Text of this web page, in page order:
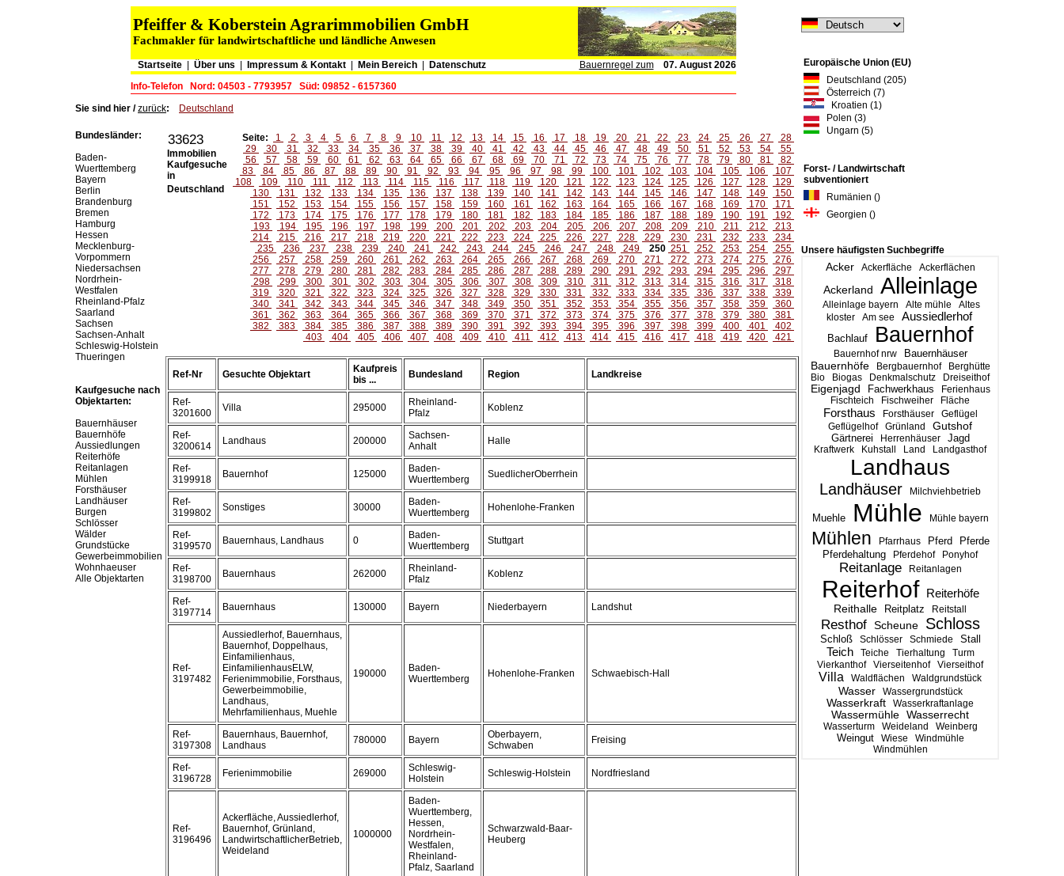
Pfeiffer & Koberstein Agrarimmobilien GmbH
Fachmakler für landwirtschaftliche und ländliche Anwesen
Startseite| Über uns Impressum & Kontakt| Mein Bereich Datenschutz Bauernregel zum
07. August 2026
Info-Telefon
Nord: 04503 - 7793957 Süd: 09852 - 6157360
Europäische Union (EU)
Deutschland (205)
Österreich (7)
Kroatien (1)
Polen (3)
Ungarn (5)
Forst- / Landwirtschaft
subventioniert
Rumänien ()
Georgien ()
Unsere häufigsten Suchbegriffe
Acker Ackerfläche Ackerflächen
Ackerland Alleinlage
Alleinlage bayern Alte mühle
Altes
kloster
Am see Aussiedlerhof
Bachlauf Bauernhof
Bauernhof nrw Bauernhäuser
Bauernhöfe Bergbauernhof
Berghütte
Bio
Biogas Denkmalschutz Dreiseithof
Eigenjagd Fachwerkhaus
Ferienhaus
Fischteich
Fischweiher Fläche
Forsthaus Forsthäuser
Geflügel
Geflügelhof
Grünland
Gutshof
Gärtnerei
Herrenhäuser Jagd
Kraftwerk Kuhstall Land Landgasthof
Landhaus
Landhäuser Milchviehbetrieb
Muehle Mühle Mühle bayern
Mühlen Pfarrhaus Pferd Pferde
Pferdehaltung Pferdehof Ponyhof
Reitanlage Reitanlagen
Reiterhof Reiterhöfe
Reithalle Reitplatz Reitstall
Resthof Scheune Schloss
Schloß Schlösser Schmiede Stall
Teich Teiche Tierhaltung
Turm
Vierkanthof
Vierseitenhof Vierseithof
Villa Waldflächen Waldgrundstück
Wasser Wassergrundstück
Wasserkraft Wasserkraftanlage
Wassermühle Wasserrecht
Wasserturm Weideland Weinberg
Weingut Wiese
Windmühle
Windmühlen
Sie sind hier /zurück: Deutschland
Bundesländer:
Baden-
Wuerttemberg
Bayern
Berlin
Brandenburg
Bremen
Hamburg
Hessen
Mecklenburg-
Vorpommern
Niedersachsen
Nordrhein-
Westfalen
Rheinland-Pfalz
Saarland
Sachsen
Sachsen-Anhalt
Schleswig-Holstein
Thueringen
Kaufgesuche nach
Objektarten:
Bauernhäuser
Bauernhöfe
Aussiedlungen
Reiterhöfe
Reitanlagen
Mühlen
Forsthäuser
Landhäuser
Burgen
Schlösser
Wälder
Grundstücke
Gewerbeimmobilien
Wohnhaeuser
Alle Objektarten
33623
Immobilien
Kaufgesuche
in
Deutschland
Seite: 1 2 3 4 5 6 7 8 9 10 11 12 13 14 15 16 17 18 19 20 21 22 23 24 25 26 27
28
29
30 31 32 33 34 35 36 37 38 39 40 41 42 43 44 45 46 47 48 49 50 51 52 53 54
55
56
57 58 59 60 61 62 63 64 65 66 67 68 69 70 71 72 73 74 75 76 77 78 79 80 81
82
83
84 85 86 87 88 89 90 91 92 93 94 95 96 97 98 99 100 101 102 103 104 105 106
107
108
109 110 111 112 113 114 115 116 117 118 119 120 121 122 123 124 125 126 127 128
129
130
131 132 133 134 135 136 137 138 139 140 141 142 143 144 145 146 147 148 149
150
151
152 153 154 155 156 157 158 159 160 161 162 163 164 165 166 167 168 169 170
171
172
173 174 175 176 177 178 179 180 181 182 183 184 185 186 187 188 189 190 191
192
193
194 195 196 197 198 199 200 201 202 203 204 205 206 207 208 209 210 211 212
213
214
215 216 217 218 219 220 221 222 223 224 225 226 227 228 229 230 231 232 233
234
235
236 237 238 239 240 241 242 243 244 245 246 247 248 249 250 251 252 253 254
255
256
257 258 259 260 261 262 263 264 265 266 267 268 269 270 271 272 273 274 275
276
277
278 279 280 281 282 283 284 285 286 287 288 289 290 291 292 293 294 295 296
297
298
299 300 301 302 303 304 305 306 307 308 309 310 311 312 313 314 315 316 317
318
319
320 321 322 323 324 325 326 327 328 329 330 331 332 333 334 335 336 337 338
339
340
341 342 343 344 345 346 347 348 349 350 351 352 353 354 355 356 357 358 359
360
361
362 363 364 365 366 367 368 369 370 371 372 373 374 375 376 377 378 379 380
381
382
383 384 385 386 387 388 389 390 391 392 393 394 395 396 397 398 399 400 401
402
403
404 405 406 407 408 409 410 411 412 413 414 415 416 417 418 419 420 421
Ref-Nr Gesuchte Objektart
Kaufpreis
bis ...
Bundesland Region Landkreise
Ref-
3201600
Villa 295000
Rheinland-
Pfalz
Koblenz
Ref-
3200614
Landhaus 200000
Sachsen-
Anhalt
Halle
Ref-
3199918
Bauernhof 125000
Baden-
Wuerttemberg
SuedlicherOberrhein
Ref-
3199802
Sonstiges 30000
Baden-
Wuerttemberg
Hohenlohe-Franken
Ref-
3199570
Bauernhaus, Landhaus 0
Baden-
Wuerttemberg
Stuttgart
Ref-
3198700
Bauernhaus 262000
Rheinland-
Pfalz
Koblenz
Ref-
3197714
Bauernhaus 130000 Bayern Niederbayern Landshut
Ref-
3197482
Aussiedlerhof, Bauernhaus,
Bauernhof, Doppelhaus,
Einfamilienhaus,
EinfamilienhausELW,
Ferienimmobilie, Forsthaus,
Gewerbeimmobilie,
Landhaus,
Mehrfamilienhaus, Muehle
190000
Baden-
Wuerttemberg
Hohenlohe-Franken Schwaebisch-Hall
Ref-
3197308
Bauernhaus, Bauernhof,
Landhaus
780000 Bayern
Oberbayern,
Schwaben
Freising
Ref-
3196728
Ferienimmobilie 269000
Schleswig-
Holstein
Schleswig-Holstein Nordfriesland
Ref-
3196496
Ackerfläche, Aussiedlerhof,
Bauernhof, Grünland,
LandwirtschaftlicherBetrieb,
Weideland
1000000
Baden-
Wuerttemberg,
Hessen,
Nordrhein-
Westfalen,
Rheinland-
Pfalz, Saarland
Schwarzwald-Baar-
Heuberg